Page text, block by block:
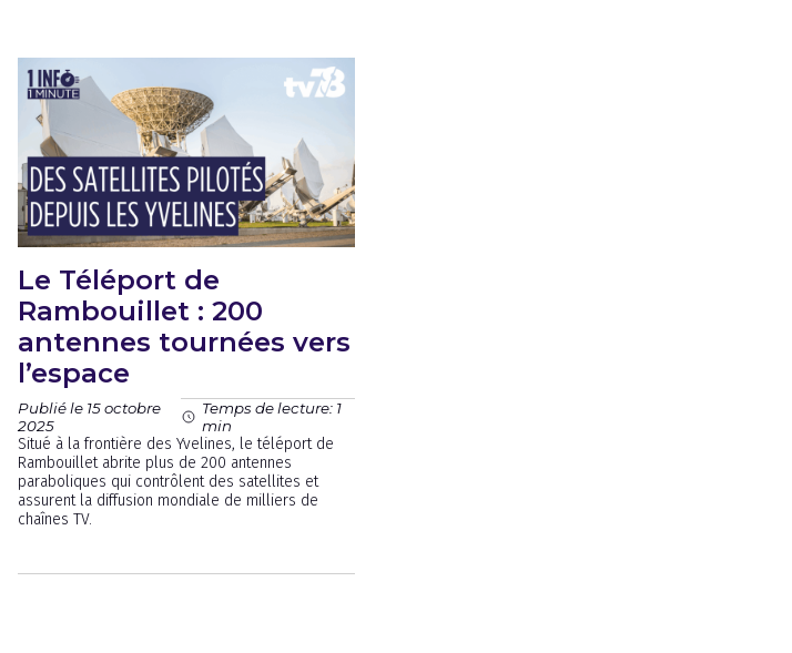
Le Téléport de
Rambouillet : 200
antennes tournées vers
l’espace
Publié le 15 octobre
2025
Temps de lecture: 1
min
Situé à la frontière des Yvelines, le téléport de
Rambouillet abrite plus de 200 antennes
paraboliques qui contrôlent des satellites et
assurent la diffusion mondiale de milliers de
chaînes TV.